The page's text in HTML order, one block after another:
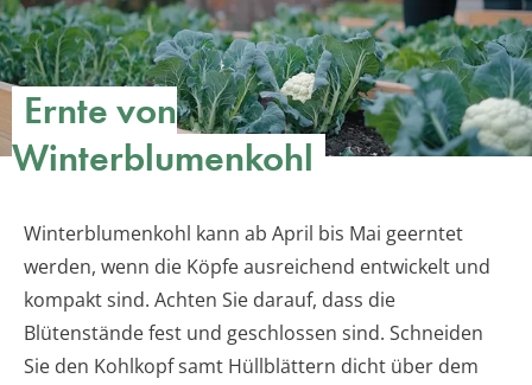
Ernte von
Winterblumenkohl
Winterblumenkohl kann ab April bis Mai geerntet
werden, wenn die Köpfe ausreichend entwickelt und
kompakt sind. Achten Sie darauf, dass die
Blütenstände fest und geschlossen sind. Schneiden
Sie den Kohlkopf samt Hüllblättern dicht über dem